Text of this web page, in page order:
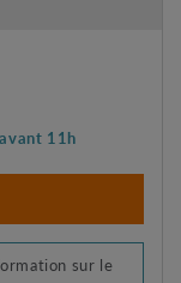
11h
sur le